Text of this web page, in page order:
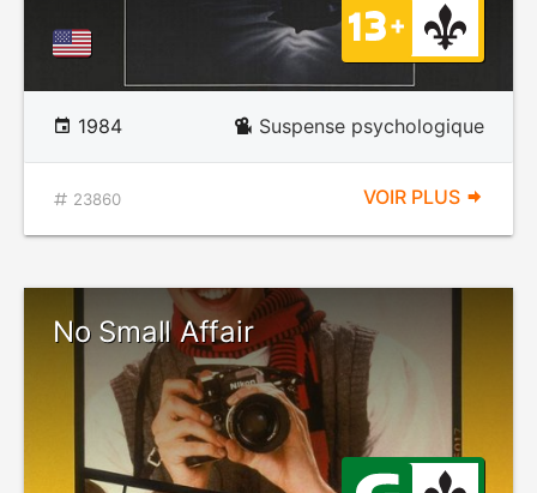
1984 Suspense psychologique
23860 VOIR PLUS
No Small Affair